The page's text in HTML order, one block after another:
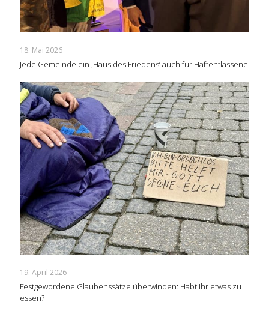
18. Mai 2026
Jede Gemeinde ein ‚Haus des Friedens‘ auch für Haftentlassene
19. April 2026
Festgewordene Glaubenssätze überwinden: Habt ihr etwas zu
essen?